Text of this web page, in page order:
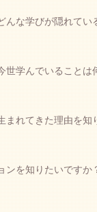
な学びが隠れてい
学んでいることは
れてきた理由を知
を知りたいですか